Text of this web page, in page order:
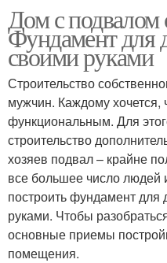
Дом с
Фундамент для
своими руками
Строительство
мужчин. Каждому
функциональным. Для
строительство
хозяев подвал – крайне
все большее число людей
построить фундамент
руками. Чтобы
основные приемы
помещения.